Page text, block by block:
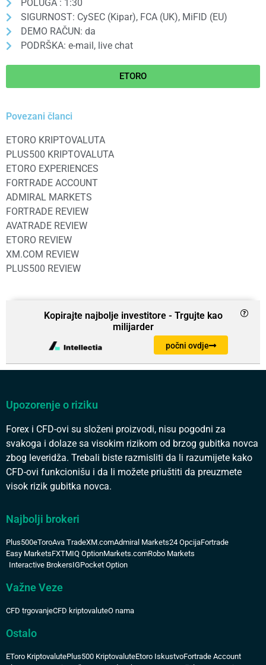
POLUGA : 1:30
SIGURNOST: CySEC (Kipar), FCA (UK), MiFID (EU)
DEMO RAČUN: da
PODRŠKA: e-mail, live chat
ETORO
Povezani članci
ETORO KRIPTOVALUTA
PLUS500 KRIPTOVALUTA
ETORO EXPERIENCES
FORTRADE ACCOUNT
ADMIRAL MARKETS
FORTRADE REVIEW
AVATRADE REVIEW
ETORO REVIEW
XM.COM REVIEW
PLUS500 REVIEW
Kopirajte najbolje investitore - Trgujte kao
milijarder
počni ovdje
Upozorenje o riziku
Forex i CFD-ovi su složeni proizvodi, nisu pogodni za
svakoga i dolaze sa visokim rizikom od brzog gubitka novca
zbog leveridža. Trebali biste razmisliti da li razumijete kako
CFD-ovi funkcionišu i da li možete priuštiti da preuzmete
visok rizik gubitka novca.
Najbolji brokeri
Plus500eToroAva TradeXM.comAdmiral Markets24 OpcijaFortrade
Easy MarketsFXTMIQ OptionMarkets.comRobo Markets
Interactive BrokersIGPocket Option
Važne Veze
CFD trgovanjeCFD kriptovaluteO nama
Ostalo
EToro KriptovalutePlus500 KriptovaluteEtoro IskustvoFortrade Account